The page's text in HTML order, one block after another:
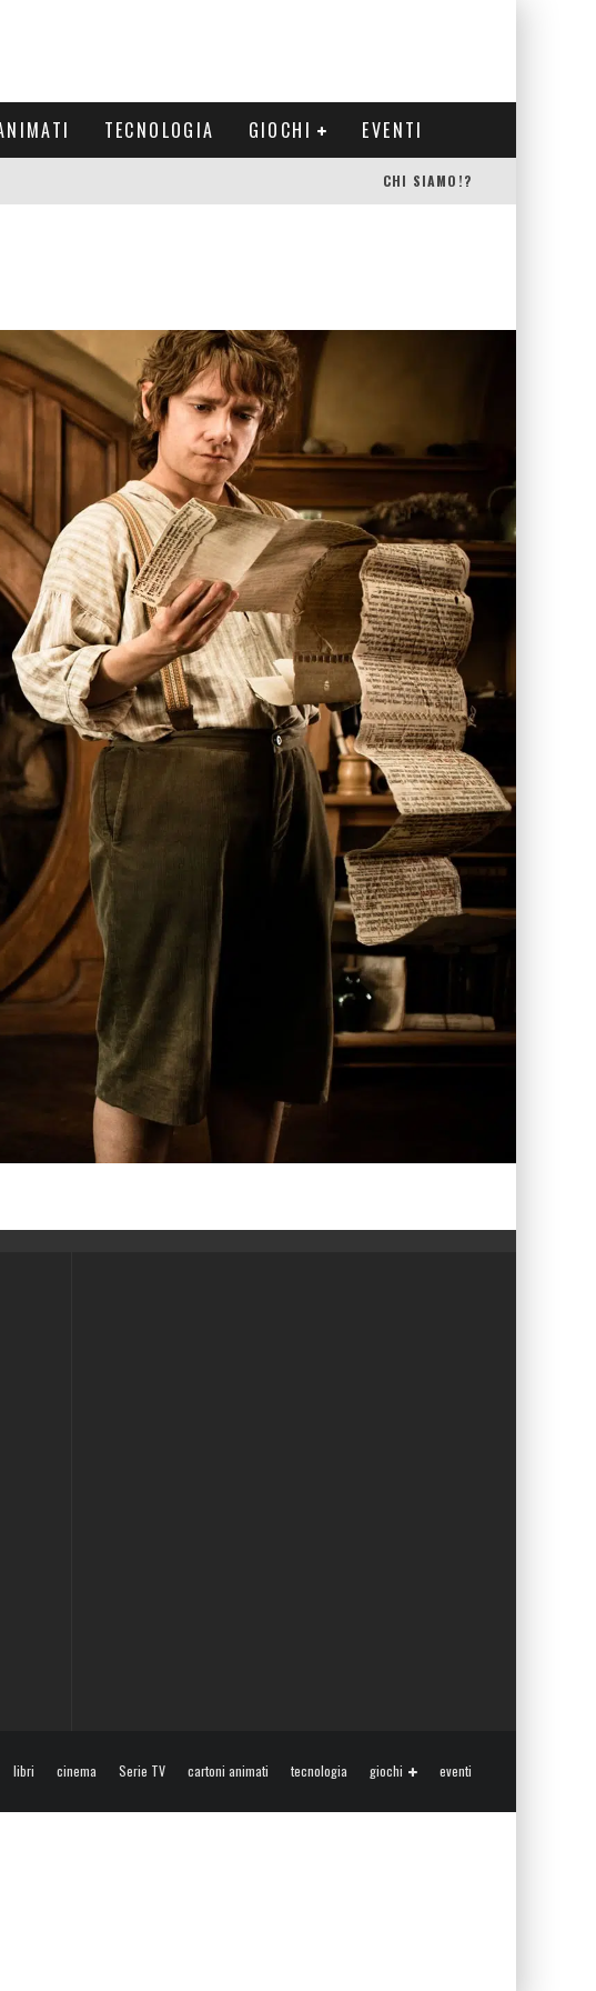
TECNOLOGIA GIOCHI EVENTI
CHI SIAMO!?
libri cinema Serie TV cartoni animati tecnologia giochi eventi